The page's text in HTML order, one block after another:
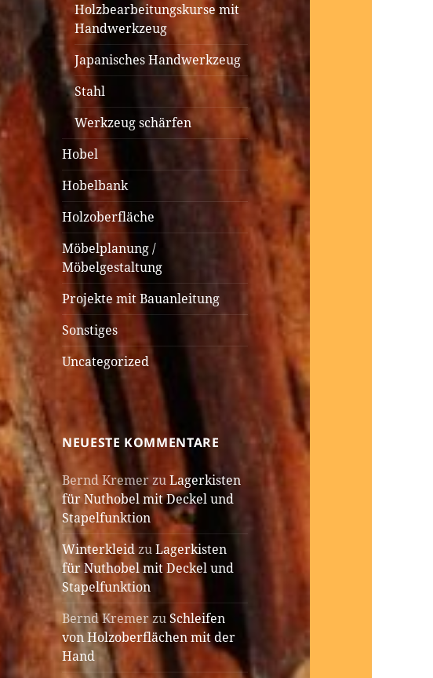
Holzbearbeitungskurse mit
Handwerkzeug
Japanisches Handwerkzeug
Stahl
Werkzeug schärfen
Hobel
Hobelbank
Holzoberfläche
Möbelplanung /
Möbelgestaltung
Projekte mit Bauanleitung
Sonstiges
Uncategorized
NEUESTE KOMMENTARE
Bernd KremerzuLagerkisten
für Nuthobel mit Deckel und
Stapelfunktion
WinterkleidzuLagerkisten
für Nuthobel mit Deckel und
Stapelfunktion
Bernd KremerzuSchleifen
von Holzoberflächen mit der
Hand